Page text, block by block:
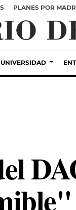
PLANES POR
UNIVERSIDAD